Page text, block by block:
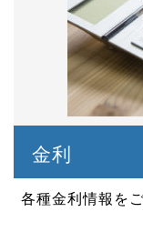
金利
各種金利情報を